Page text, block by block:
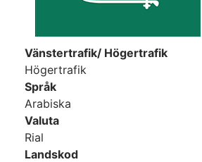
Vänstertrafik/ Högertrafik
Högertrafik
Språk
Arabiska
Valuta
Rial
Landskod